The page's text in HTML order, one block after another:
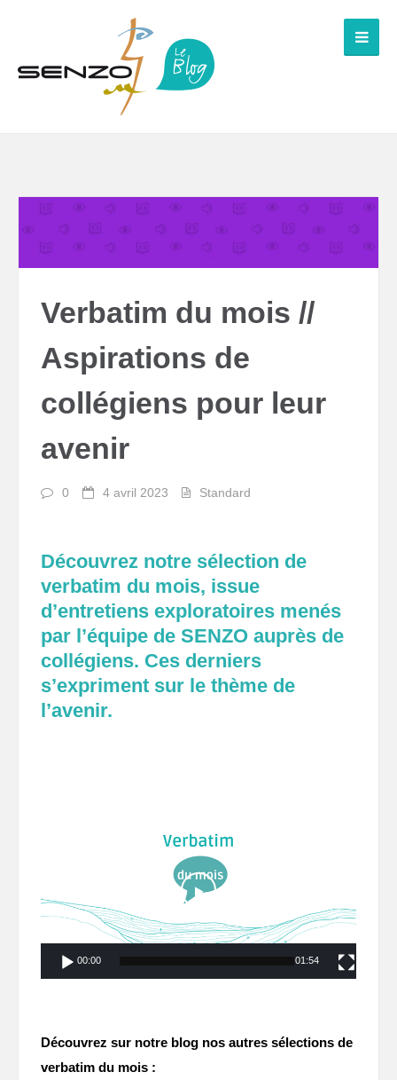
Verbatim du mois //
Aspirations de
collégiens pour leur
avenir
0 4 avril 2023 Standard
Découvrez notre sélection de
verbatim du mois, issue
d’entretiens exploratoires menés
par l’équipe de SENZO auprès de
collégiens. Ces derniers
s’expriment sur le thème de
l’avenir.
00:00 01:54
Découvrez sur notre blog nos autres sélections de
verbatim du mois :